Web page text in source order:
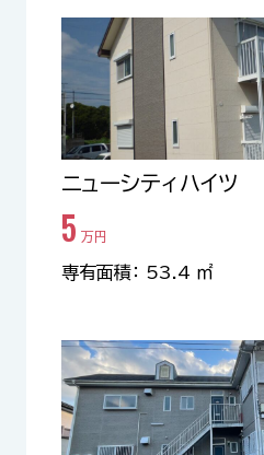
ニューシティハイツ
5 万円
専有面積： 53.4 ㎡